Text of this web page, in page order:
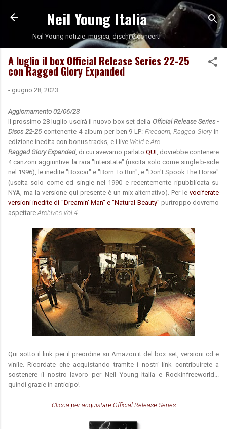
Passa ai contenuti principali
Neil Young Italia
Neil Young notizie: musica, dischi e concerti
A luglio il box Official Release Series 22-25
con Ragged Glory Expanded
- giugno 28, 2023
Aggiornamento 02/06/23
Il prossimo 28 luglio uscirà il nuovo box set della Official Release Series -
Discs 22-25 contenente 4 album per ben 9 LP:Freedom, Ragged Gloryin
edizione inedita con bonus tracks, e i live Weld e Arc
Ragged Glory Expanded, di cui avevamo parlato QUI , dovrebbe contenere
4 canzoni aggiuntive: la rara "Interstate" (uscita solo come single b-side
nel 1996), le inedite "Boxcar" e "Born To Run", e "Don't Spook The Horse"
(uscita solo come cd single nel 1990 e recentemente ripubblicata su
NYA, ma la versione qui presente è un mix alternativo). Per le vociferate
versioni inedite di "Dreamin' Man" e "Natural Beauty" purtroppo dovremo
aspettare Archives Vol.4
Qui sotto il link per il preordine su Amazon.it del box set, versioni cd e
vinile. Ricordate che acquistando tramite i nostri link contribuirete a
sostenere il nostro lavoro per Neil Young Italia e Rockinfreeworld...
quindi grazie in anticipo!
Clicca per acquistare Official Release Series